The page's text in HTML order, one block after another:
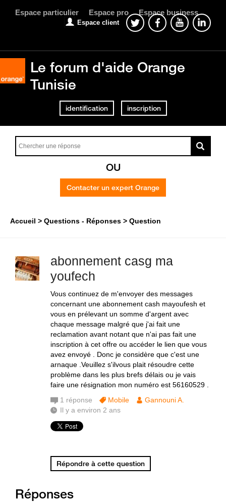
Espace particulier Espace pro Espace business
Espace client
Le forum d'aide Orange
Tunisie
identification inscription
OU
Contacter un expert Orange
Accueil Questions - Réponses Question
abonnement casg ma
youfech
Vous continuez de m'envoyer des messages
concernant une abonnement cash mayoufesh et
vous en prélevant un somme d'argent avec
chaque message malgré que j'ai fait une
reclamation avant notant que n'ai pas fait une
inscription à cet offre ou accéder le lien que vous
avez envoyé . Donc je considère que c'est une
arnaque .Veuillez s'ilvous plait résoudre cette
problème dans les plus brefs délais ou je vais
faire une résignation mon numéro est 56160529 .
1 réponse Mobile
Gannouni A.
Il y a environ 2 ans
Répondre à cette question
Réponses